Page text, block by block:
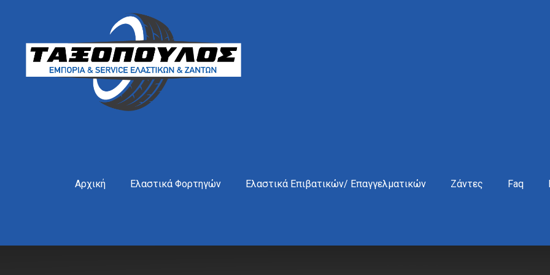
Αρχική Ελαστικά Φορτηγών Ελαστικά Επιβατικών/ Επαγγελματικών Ζάντες Faq